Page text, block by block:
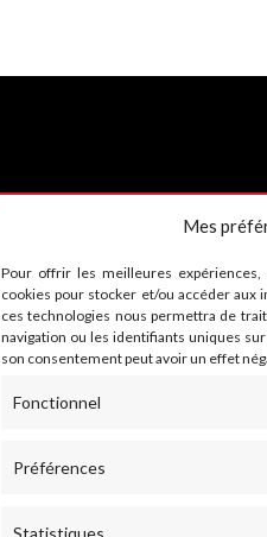
Mes
Pour offrir les meilleures
cookies pour stocker et/ou accéder aux
ces technologies nous permettra de
navigation ou les identifiants uniques
son consentement peut avoir un effet
Fonctionnel
Préférences
Statistiques